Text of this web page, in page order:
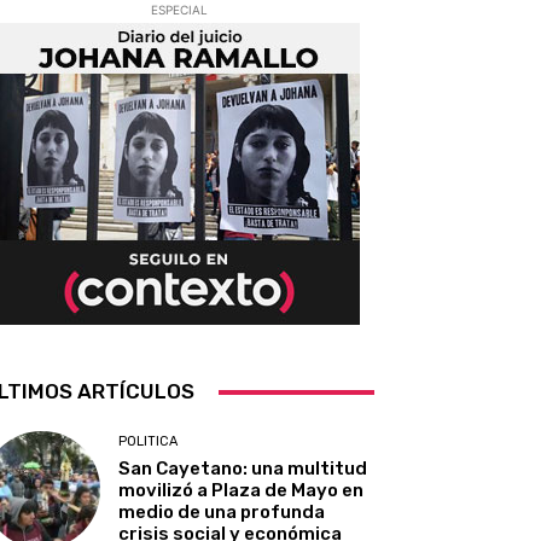
ESPECIAL
ARTÍCULOS
POLITICA
San Cayetano: una multitud
movilizó a Plaza de Mayo en
medio de una profunda
crisis social y económica